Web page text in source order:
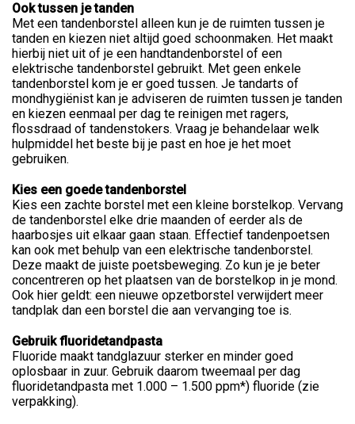
Ook tussen je tanden
Met een tandenborstel alleen kun je de ruimten tussen je
tanden en kiezen niet altijd goed schoonmaken. Het maakt
hierbij niet uit of je een handtandenborstel of een
elektrische tandenborstel gebruikt. Met geen enkele
tandenborstel kom je er goed tussen. Je tandarts of
mondhygiënist kan je adviseren de ruimten tussen je tanden
en kiezen eenmaal per dag te reinigen met ragers,
flossdraad of tandenstokers. Vraag je behandelaar welk
hulpmiddel het beste bij je past en hoe je het moet
gebruiken.
Kies een goede tandenborstel
Kies een zachte borstel met een kleine borstelkop. Vervang
de tandenborstel elke drie maanden of eerder als de
haarbosjes uit elkaar gaan staan. Effectief tandenpoetsen
kan ook met behulp van een elektrische tandenborstel.
Deze maakt de juiste poetsbeweging. Zo kun je je beter
concentreren op het plaatsen van de borstelkop in je mond.
Ook hier geldt: een nieuwe opzetborstel verwijdert meer
tandplak dan een borstel die aan vervanging toe is.
Gebruik fluoridetandpasta
Fluoride maakt tandglazuur sterker en minder goed
oplosbaar in zuur. Gebruik daarom tweemaal per dag
fluoridetandpasta met 1.000 – 1.500 ppm*) fluoride (zie
verpakking).